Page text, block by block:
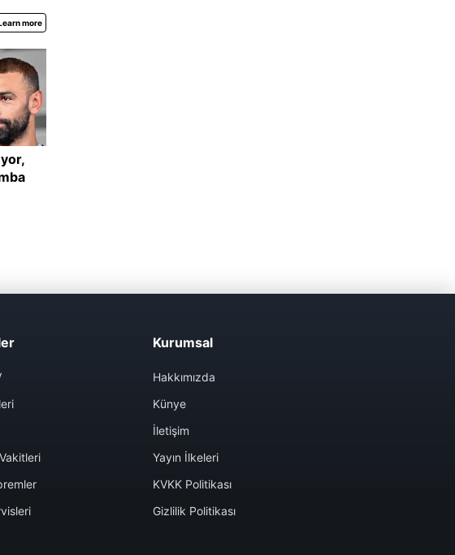
Kurumsal
Hakkımızda
Künye
İletişim
Yayın İlkeleri
KVKK Politikası
Gizlilik Politikası